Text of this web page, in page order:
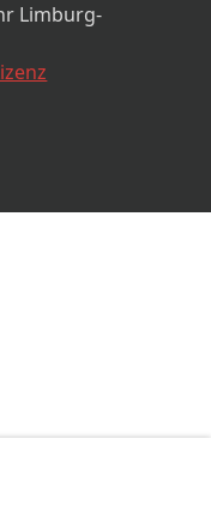
Limburg-